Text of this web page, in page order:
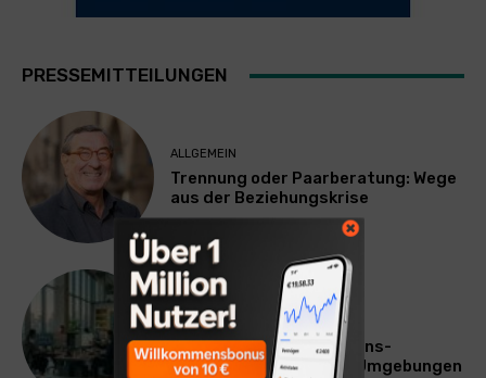
PRESSEMITTEILUNGEN
ALLGEMEIN
Trennung oder Paarberatung: Wege
aus der Beziehungskrise
TECHNIK
SourcingBlox startet
CentaurNexus: Operations-
Plattform für Zscaler-Umgebungen